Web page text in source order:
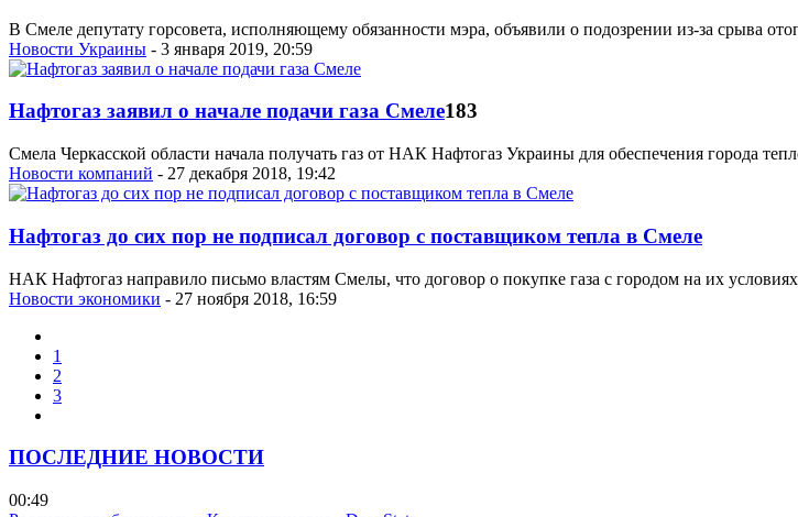
В Смеле депутату горсовета, исполняющему обязанности мэра, объявили о подозрении из-за срыва
Новости Украины - 3 января 2019, 20:59
Нафтогаз заявил о начале подачи газа Смеле183
Смела Черкасской области начала получать газ от НАК Нафтогаз Украины для обеспечения города
Новости компаний - 27 декабря 2018, 19:42
Нафтогаз до сих пор не подписал договор с поставщиком тепла в Смеле
НАК Нафтогаз направило письмо властям Смелы, что договор о покупке газа с городом на их
Новости экономики - 27 ноября 2018, 16:59
1
2
3
ПОСЛЕДНИЕ НОВОСТИ
00:49